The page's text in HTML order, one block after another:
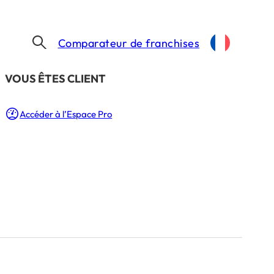
​VOUS ÊTES CLIENT
Accéder à l’Espace Pro
Comparateur de franchises
vôtre